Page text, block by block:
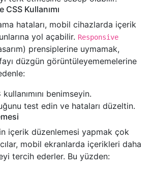
CSS Kullanımı
hataları, mobil cihazlarda içerik
yol açabilir. Responsive
prensiplerine uymamak,
düzgün görüntüleyememelerine
kullanımını benimseyin.
test edin ve hataları düzeltin.
içerik düzenlemesi yapmak çok
mobil ekranlarda içerikleri daha
tercih ederler. Bu yüzden: